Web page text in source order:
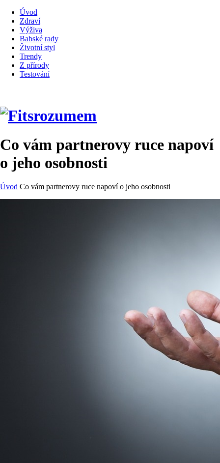
Úvod
Zdraví
Výživa
Babské rady
Životní styl
Trendy
Z přírody
Testování
Co vám partnerovy ruce napoví
o jeho osobnosti
Úvod Co vám partnerovy ruce napoví o jeho osobnosti